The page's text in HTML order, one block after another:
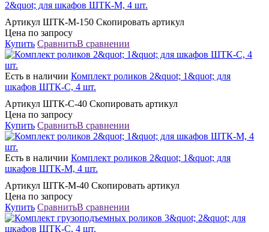
2&quot; для шкафов ШТК-М, 4 шт.
Артикул ШТК-М-150 Скопировать артикул
Цена по запросу
Купить СравнитьВ сравнении
Есть в наличии Комплект роликов 2&quot; 1&quot; для
шкафов ШТК-С, 4 шт.
Артикул ШТК-С-40 Скопировать артикул
Цена по запросу
Купить СравнитьВ сравнении
Есть в наличии Комплект роликов 2&quot; 1&quot; для
шкафов ШТК-М, 4 шт.
Артикул ШТК-М-40 Скопировать артикул
Цена по запросу
Купить СравнитьВ сравнении